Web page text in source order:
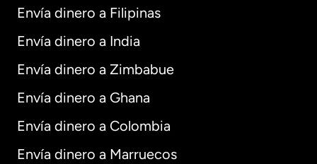
Envía dinero a Filipinas
Envía dinero a India
Envía dinero a Zimbabue
Envía dinero a Ghana
Envía dinero a Colombia
Envía dinero a Marruecos